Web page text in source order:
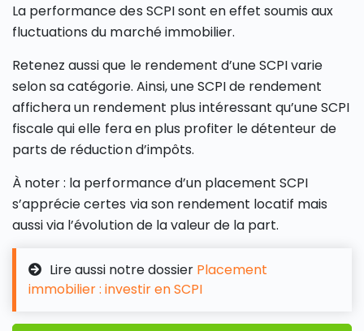
La performance des SCPI sont en effet soumis aux
fluctuations du marché immobilier.
Retenez aussi que le rendement d’une SCPI varie
selon sa catégorie. Ainsi, une SCPI de rendement
affichera un rendement plus intéressant qu’une SCPI
fiscale qui elle fera en plus profiter le détenteur de
parts de réduction d’impôts.
À noter : la performance d’un placement SCPI
s’apprécie certes via son rendement locatif mais
aussi via l’évolution de la valeur de la part.
Lire aussi notre dossier Placement
immobilier : investir en SCPI